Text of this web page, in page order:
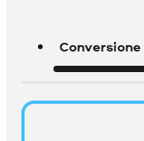
Conversione